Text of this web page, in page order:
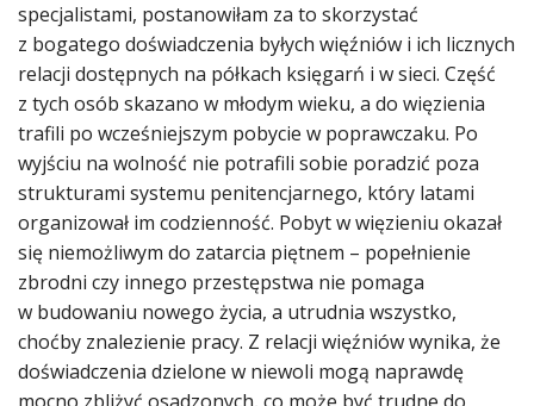
specjalistami, postanowiłam za to skorzystać
z bogatego doświadczenia byłych więźniów i ich licznych
relacji dostępnych na półkach księgarń i w sieci. Część
z tych osób skazano w młodym wieku, a do więzienia
trafili po wcześniejszym pobycie w poprawczaku. Po
wyjściu na wolność nie potrafili sobie poradzić poza
strukturami systemu penitencjarnego, który latami
organizował im codzienność. Pobyt w więzieniu okazał
się niemożliwym do zatarcia piętnem – popełnienie
zbrodni czy innego przestępstwa nie pomaga
w budowaniu nowego życia, a utrudnia wszystko,
choćby znalezienie pracy. Z relacji więźniów wynika, że
doświadczenia dzielone w niewoli mogą naprawdę